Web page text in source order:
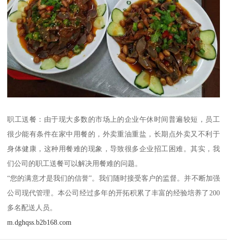
职工送餐：由于现大多数的市场上的企业午休时间普遍较短，员工
很少能有条件在家中用餐的，外卖重油重盐，长期点外卖又不利于
身体健康，这种用餐难的现象，导致很多企业招工困难。其实，我
们公司的职工送餐可以解决用餐难的问题。
“您的满意才是我们的信誉”。我们随时接受客户的监督。并不断加强
公司现代管理。本公司经过多年的开拓积累了丰富的经验培养了200
多名配送人员。
m.dghqss.b2b168.com